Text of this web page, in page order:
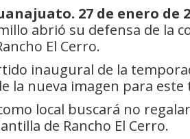
27 de enero de
abrió su defensa de la
El Cerro.
inaugural de la
la nueva imagen para este
local buscará no
de Rancho El Cerro.